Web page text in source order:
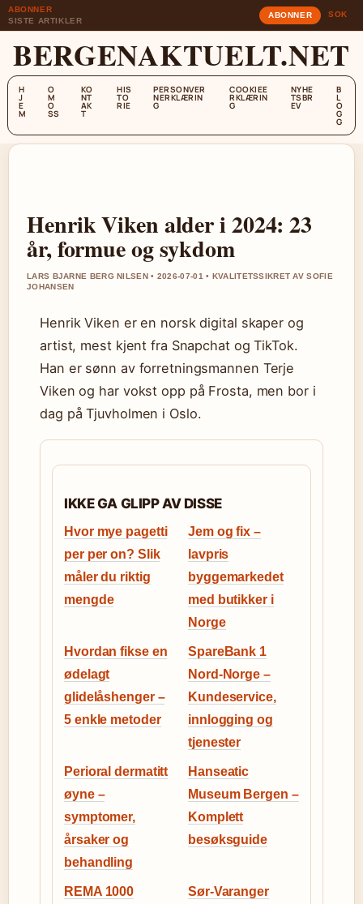
ABONNER
SISTE ARTIKLER
ABONNER SOK
BERGENAKTUELT.NET
H
J
E
M
O
M
O
SS
KO
NT
AK
T
HIS
TO
RIE
PERSONVER
NERKLÆRIN
G
COOKIEE
RKLÆRIN
G
NYHE
TSBR
EV
B
L
O
G
G
Henrik Viken alder i 2024: 23
år, formue og sykdom
LARS BJARNE BERG NILSEN • 2026-07-01 • KVALITETSSIKRET AV SOFIE
JOHANSEN
Henrik Viken er en norsk digital skaper og
artist, mest kjent fra Snapchat og TikTok.
Han er sønn av forretningsmannen Terje
Viken og har vokst opp på Frosta, men bor i
dag på Tjuvholmen i Oslo.
IKKE GA GLIPP AV DISSE
Hvor mye pagetti
per per on? Slik
måler du riktig
mengde
Jem og fix –
lavpris
byggemarkedet
med butikker i
Norge
Hvordan fikse en
ødelagt
glidelåshenger –
5 enkle metoder
SpareBank 1
Nord-Norge –
Kundeservice,
innlogging og
tjenester
Perioral dermatitt
øyne –
symptomer,
årsaker og
behandling
Hanseatic
Museum Bergen –
Komplett
besøksguide
REMA 1000
Sør-Varanger